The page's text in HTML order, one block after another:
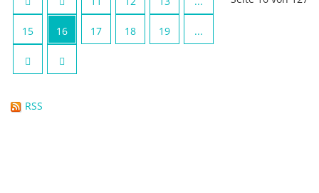
15 16 17 18 19 ...
RSS